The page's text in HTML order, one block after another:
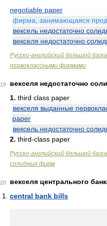
negotiable paper
фирма, занимающаяся
вексель недостаточно
векселя недостаточно
Русско-английский большой
первоклассными фирмами
19
векселя недостаточно
1. third class paper
векселя выданные
paper
вексель недостаточно
2. third-class paper
Русско-английский большой
солидных фирм
20
векселя центрального
central bank bills